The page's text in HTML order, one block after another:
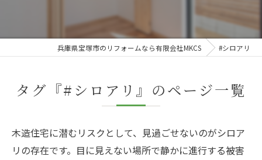
兵庫県宝塚市のリフォームなら有限会社MKCS #シロアリ
タグ『#シロアリ』のページ一覧
木造住宅に潜むリスクとして、見過ごせないのがシロア
リの存在です。目に見えない場所で静かに進行する被害